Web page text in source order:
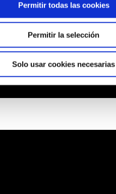
Permitir todas las cookies
Permitir la selección
Solo usar cookies necesarias